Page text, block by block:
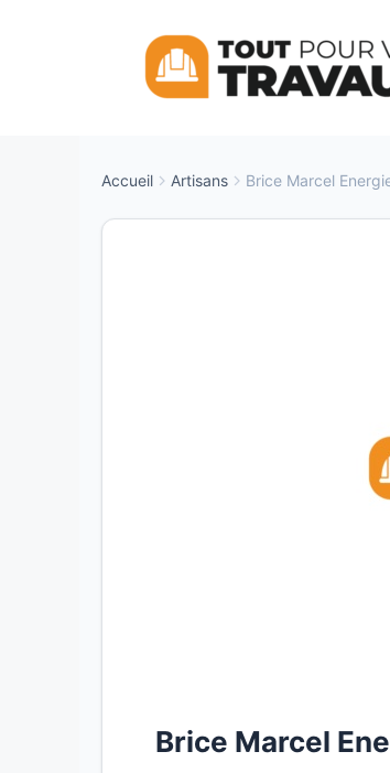
Accueil Artisans Brice Marcel
Brice Marcel